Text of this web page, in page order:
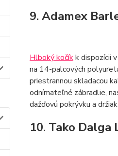
9. Adamex
Hlboký kočíkk dispozícii
na 14-palcových
priestrannou skladacou
odnímateľné zábradlie,
dažďovú pokrývku a
10. Tako Dalga